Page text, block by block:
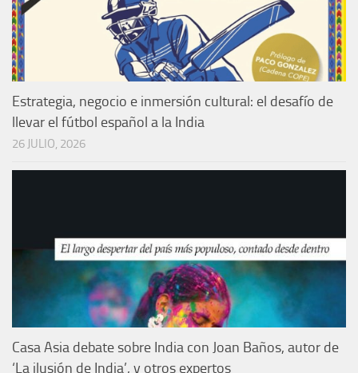
Estrategia, negocio e inmersión cultural: el desafío de
llevar el fútbol español a la India
26 JULIO, 2026
Casa Asia debate sobre India con Joan Baños, autor de
‘La ilusión de India’, y otros expertos